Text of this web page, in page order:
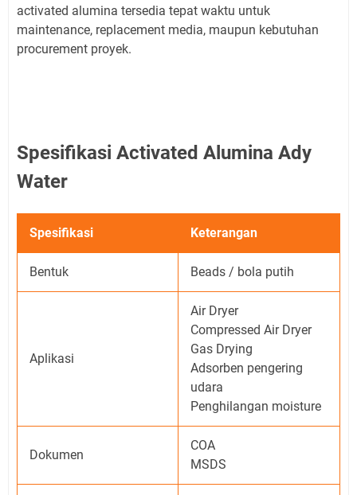
activated alumina tersedia tepat waktu untuk
maintenance, replacement media, maupun kebutuhan
procurement proyek.
Spesifikasi Activated Alumina Ady
Water
Spesifikasi Keterangan
Bentuk Beads / bola putih
Aplikasi
Air Dryer
Compressed Air Dryer
Gas Drying
Adsorben pengering
udara
Penghilangan moisture
Dokumen
COA
MSDS